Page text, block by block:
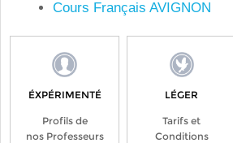
Cours Français AVIGNON
ÉXPÉRIMENTÉ
Profils de
nos Professeurs
LÉGER
Tarifs et
Conditions